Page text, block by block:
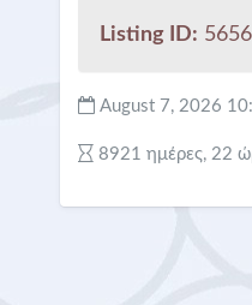
Listing ID:
August 7, 2026
8921 ημέρες, 22